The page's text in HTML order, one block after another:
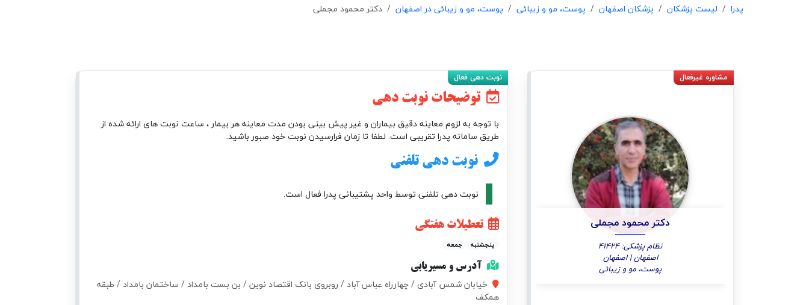
پدرا لیست پزشکان پزشکان اصفهان پوست، مو و زیبائی پوست، مو و زیبائی در اصفهان دکتر محمود مجملی
دکتر محمود مجملی
نظام پزشکی: 41424
اصفهان | اصفهان
پوست، مو و زیبائی
توضیحات نوبت دهی
با توجه به لزوم معاینه دقیق بیماران و غیر پیش بینی بودن مدت معاینه هر بیمار ، ساعت نوبت های ارائه شده از
طریق سامانه پدرا تقریبی است. لطفا تا زمان فرارسیدن نوبت خود صبور باشید.
نوبت دهی تلفنی
نوبت دهی تلفنی توسط واحد پشتیبانی پدرا فعال است.
تعطیلات هفتگی
پنجشنبه جمعه
آدرس و مسیریابی
خیابان شمس آبادی / چهارراه عباس آباد / روبروی بانک اقتصاد نوین / بن بست بامداد / ساختمان بامداد / طبقه
همکف